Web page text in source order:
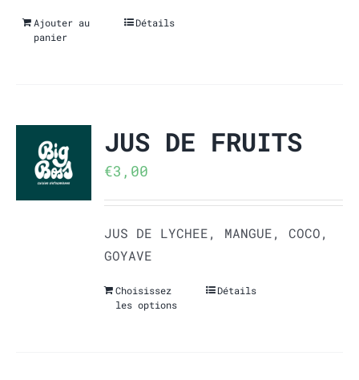
Ajouter au
panier
Détails
JUS DE FRUITS
€3,00
JUS DE LYCHEE, MANGUE, COCO,
GOYAVE
Choisissez
les options
Détails